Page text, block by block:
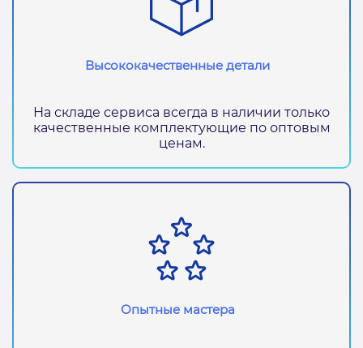
Высококачественные детали
На складе сервиса всегда в наличии только
качественные комплектующие по оптовым
ценам.
Опытные мастера